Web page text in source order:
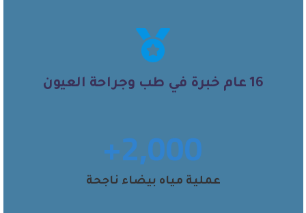
16 عام خبرة في طب وجراحة العيون
2,000+
عملية مياه بيضاء ناجحة